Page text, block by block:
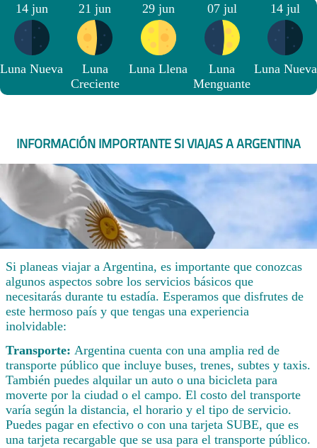
14 jun
Luna Nueva
21 jun
Luna
Creciente
29 jun
Luna Llena
07 jul
Luna
Menguante
14 jul
Luna Nueva
INFORMACIÓN IMPORTANTE SI VIAJAS A ARGENTINA
Si planeas viajar a Argentina, es importante que conozcas
algunos aspectos sobre los servicios básicos que
necesitarás durante tu estadía. Esperamos que disfrutes de
este hermoso país y que tengas una experiencia
inolvidable:
Transporte: Argentina cuenta con una amplia red de
transporte público que incluye buses, trenes, subtes y taxis.
También puedes alquilar un auto o una bicicleta para
moverte por la ciudad o el campo. El costo del transporte
varía según la distancia, el horario y el tipo de servicio.
Puedes pagar en efectivo o con una tarjeta SUBE, que es
una tarjeta recargable que se usa para el transporte público.